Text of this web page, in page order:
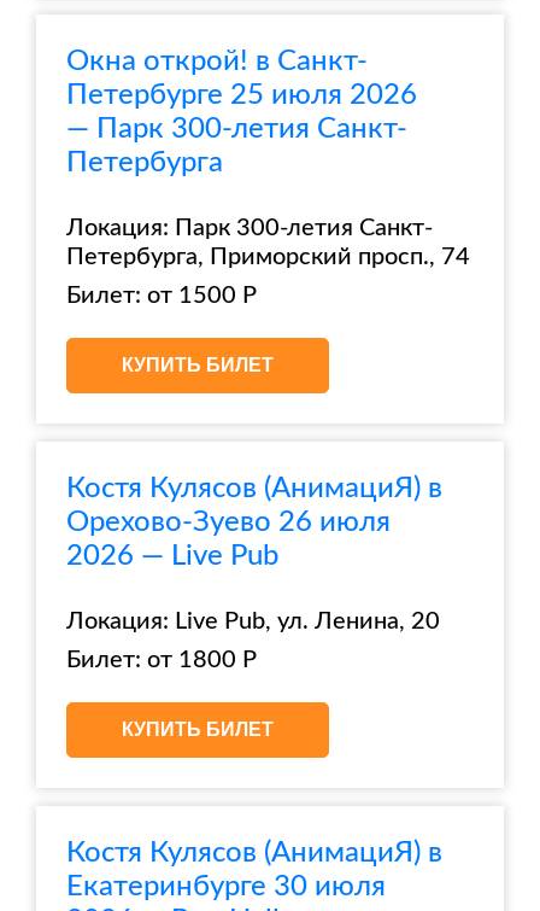
Окна открой! в Санкт-
Петербурге 25 июля 2026
— Парк 300-летия Санкт-
Петербурга
Локация: Парк 300-летия Санкт-
Петербурга, Приморский просп., 74
Билет: от 1500 Р
КУПИТЬ БИЛЕТ
Костя Кулясов (АнимациЯ) в
Орехово-Зуево 26 июля
2026 — Live Pub
Локация: Live Pub, ул. Ленина, 20
Билет: от 1800 Р
КУПИТЬ БИЛЕТ
Костя Кулясов (АнимациЯ) в
Екатеринбурге 30 июля